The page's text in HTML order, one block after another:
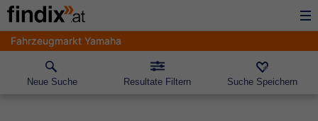
Fahrzeugmarkt Yamaha
Neue Suche Resultate Filtern Suche Speichern